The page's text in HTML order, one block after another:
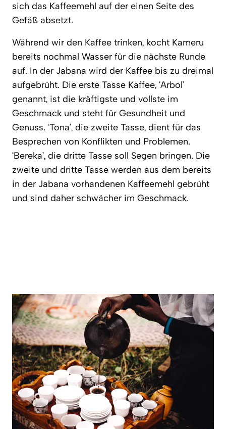
sich das Kaffeemehl auf der einen Seite des
Gefäß absetzt.
Während wir den Kaffee trinken, kocht Kameru
bereits nochmal Wasser für die nächste Runde
auf. In der Jabana wird der Kaffee bis zu dreimal
aufgebrüht. Die erste Tasse Kaffee, ‘Arbol’
genannt, ist die kräftigste und vollste im
Geschmack und steht für Gesundheit und
Genuss. ‘Tona’, die zweite Tasse, dient für das
Besprechen von Konflikten und Problemen.
‘Bereka’, die dritte Tasse soll Segen bringen. Die
zweite und dritte Tasse werden aus dem bereits
in der Jabana vorhandenen Kaffeemehl gebrüht
und sind daher schwächer im Geschmack.